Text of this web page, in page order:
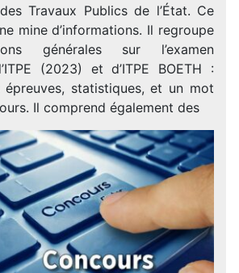
Travaux Publics de l’État. Ce
mine d’informations. Il regroupe
générales sur l’examen
(2023) et d’ITPE BOETH :
statistiques, et un mot
Il comprend également des